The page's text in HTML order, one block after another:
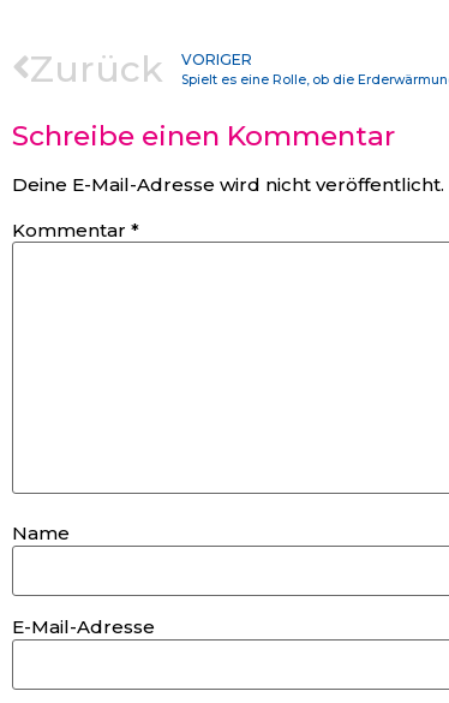
Zurück VORIGER
Schreibe einen Kommentar
Deine E-Mail-Adresse wird nicht veröffentlicht.
Kommentar *
Name
E-Mail-Adresse